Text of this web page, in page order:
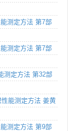
测定方法 第7部
测定方法 第7部
测定方法 第32部
能测定方法 姜黄
测定方法 第9部